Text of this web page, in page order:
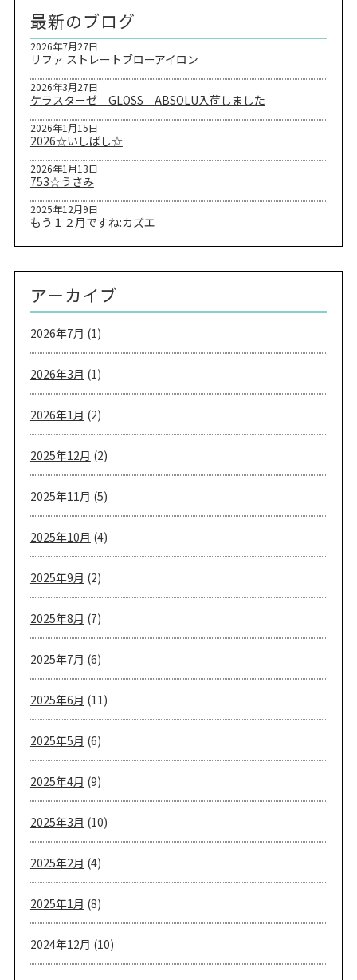
最新のブログ
リファ ストレートブローアイロン
2026年7月27日
ケラスターゼ GLOSS ABSOLU入荷しました
2026年3月27日
2026☆いしばし☆
2026年1月15日
753☆うさみ
2026年1月13日
もう１２月ですね:カズエ
2025年12月9日
アーカイブ
2026年7月 (1)
2026年3月 (1)
2026年1月 (2)
2025年12月 (2)
2025年11月 (5)
2025年10月 (4)
2025年9月 (2)
2025年8月 (7)
2025年7月 (6)
2025年6月 (11)
2025年5月 (6)
2025年4月 (9)
2025年3月 (10)
2025年2月 (4)
2025年1月 (8)
2024年12月 (10)